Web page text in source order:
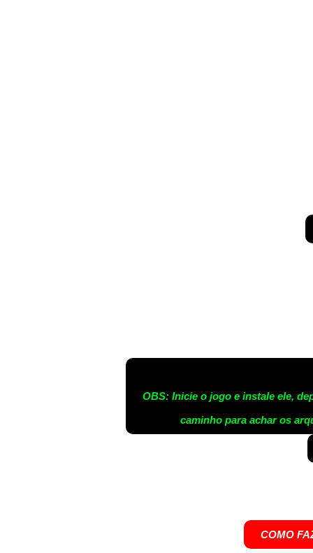
OBS: Inicie o jogo e instale ele,
caminho para achar os
COMO